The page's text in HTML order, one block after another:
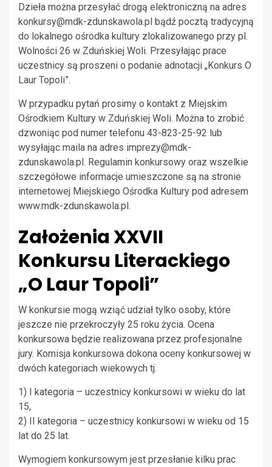
Dzieła można przesyłać drogą elektroniczną na adres
konkursy@mdk-zdunskawola.pl bądź pocztą tradycyjną
do lokalnego ośrodka kultury zlokalizowanego przy pl.
Wolności 26 w Zduńskiej Woli. Przesyłając prace
uczestnicy są proszeni o podanie adnotacji „Konkurs O
Laur Topoli”.
W przypadku pytań prosimy o kontakt z Miejskim
Ośrodkiem Kultury w Zduńskiej Woli. Można to zrobić
dzwoniąc pod numer telefonu 43-823-25-92 lub
wysyłając maila na adres imprezy@mdk-
zdunskawola.pl. Regulamin konkursowy oraz wszelkie
szczegółowe informacje umieszczone są na stronie
internetowej Miejskiego Ośrodka Kultury pod adresem
www.mdk-zdunskawola.pl.
Założenia XXVII
Konkursu Literackiego
„O Laur Topoli”
W konkursie mogą wziąć udział tylko osoby, które
jeszcze nie przekroczyły 25 roku życia. Ocena
konkursowa będzie realizowana przez profesjonalne
jury. Komisja konkursowa dokona oceny konkursowej w
dwóch kategoriach wiekowych tj.
1) I kategoria – uczestnicy konkursowi w wieku do lat
15,
2) II kategoria – uczestnicy konkursowi w wieku od 15
lat do 25 lat.
Wymogiem konkursowym jest przesłanie kilku prac